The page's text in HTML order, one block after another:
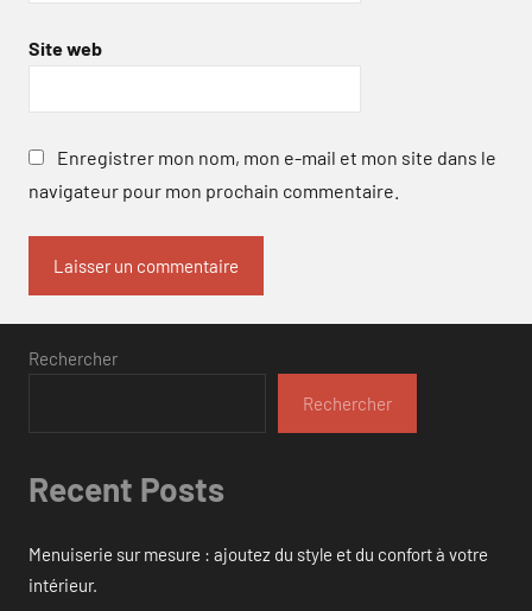
Site web
Enregistrer mon nom, mon e-mail et mon site dans le
navigateur pour mon prochain commentaire.
Rechercher
Rechercher
Recent Posts
Menuiserie sur mesure : ajoutez du style et du confort à votre
intérieur.